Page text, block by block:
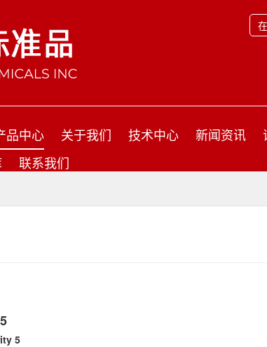
品中心 关于我们 技术中心 新闻资讯
联系我们
5